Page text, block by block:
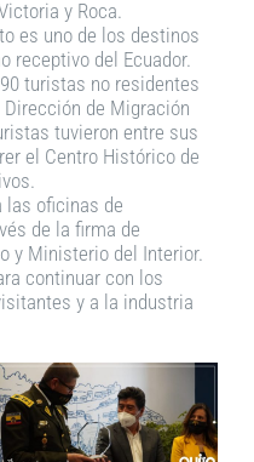
y Roca.
es uno de los destinos
receptivo del Ecuador.
turistas no residentes
de Migración
tuvieron entre sus
el Centro Histórico de
las oficinas de
de la firma de
y Ministerio del Interior.
continuar con los
y a la industria